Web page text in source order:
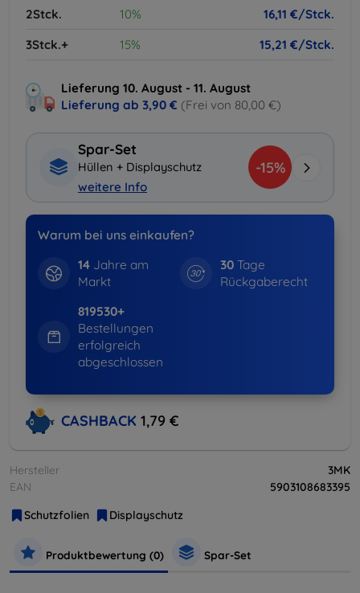
2Stck. 10%
16,11 €/Stck.
3Stck.+
15% 15,21 €/Stck.
Lieferung 10. August - 11. August
Lieferung ab 3,90 € (Frei von 80,00 €)
Spar-Set
Hüllen + Displayschutz
weitere Info
-15%
Warum bei uns einkaufen?
14Jahre am
Markt
30 Tage
Rückgaberecht
819530+
Bestellungen
erfolgreich
abgeschlossen
CASHBACK 1,79 €
Hersteller
3MK
EAN
5903108683395
Schutzfolien
Displayschutz
Produktbewertung (0) Spar-Set